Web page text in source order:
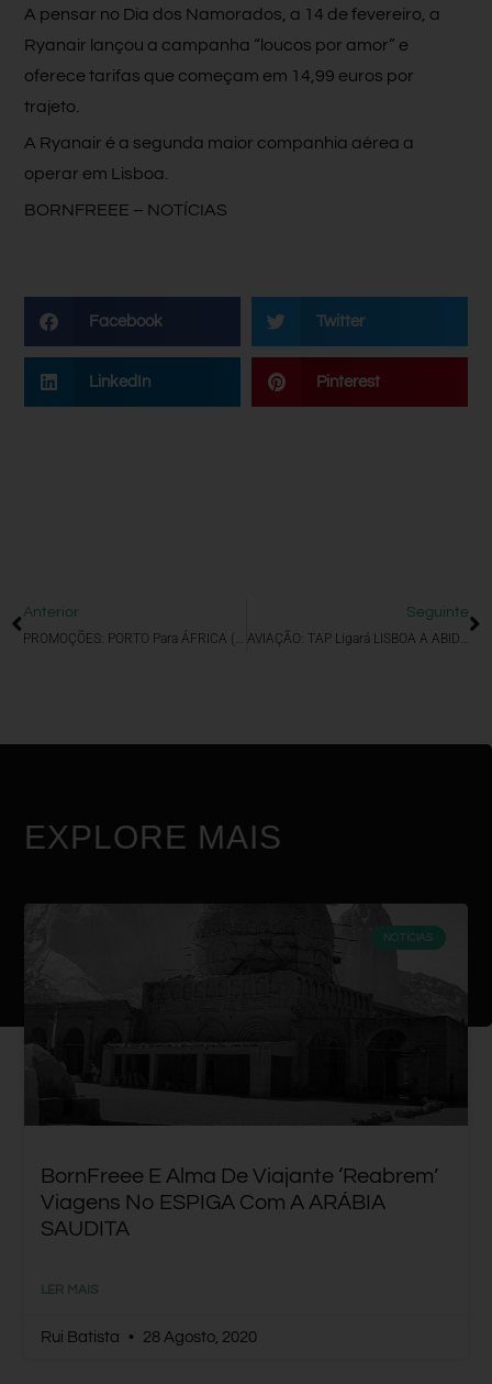
A pensar no Dia dos Namorados, a 14 de fevereiro, a
Ryanair lançou a campanha “loucos por amor” e
oferece tarifas que começam em 14,99 euros por
trajeto.
A Ryanair é a segunda maior companhia aérea a
operar em Lisboa.
BORNFREEE – NOTÍCIAS
Facebook Twitter
LinkedIn Pinterest
Anterior
Seguinte
EXPLORE MAIS
NOTÍCIAS
BornFreee E Alma De Viajante ‘reabrem’
Viagens No ESPIGA Com A ARÁBIA
SAUDITA
LER MAIS
Rui Batista 28 Agosto, 2020